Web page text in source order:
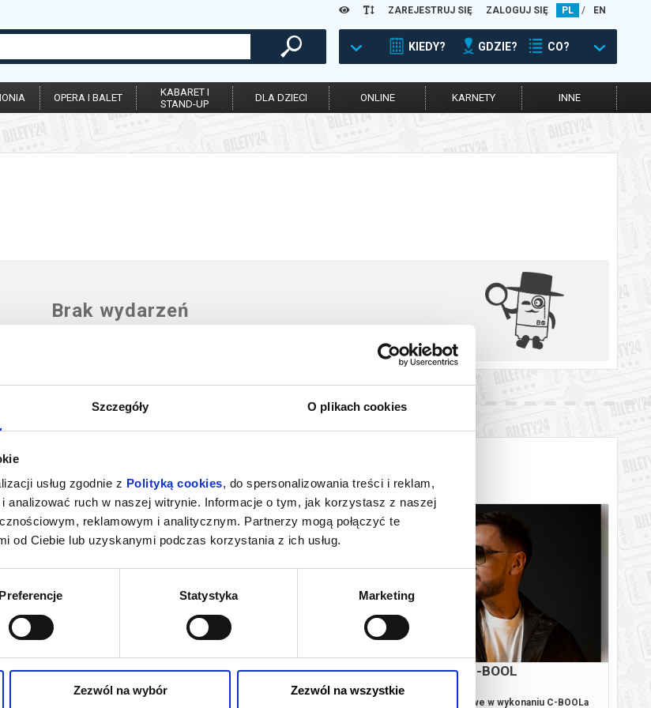
Szczegóły O plikach cookies
usług zgodnie z Polityką cookies, do spersonalizowania treści i reklam,
analizować ruch w naszej witrynie. Informacje o tym, jak korzystasz z naszej
reklamowym i analitycznym. Partnerzy mogą połączyć te
od Ciebie lub uzyskanymi podczas korzystania z ich usług.
Preferencje Statystyka Marketing
Zezwól na wybór Zezwól na wszystkie
ZAREJESTRUJ SIĘ ZALOGUJ SIĘ PL / EN
KIEDY? GDZIE? CO?
OPERA I BALET
KABARET I
STAND-UP
DLA DZIECI ONLINE KARNETY INNE
Brak wydarzeń
ŚWIECACH
KONCERT SYMFONICZNY
10.10.2026 G. 18:00
C-BOOL
Największe hity klubowe w wykonaniu C-BOOLa